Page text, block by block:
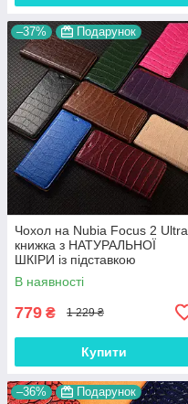
–37% Подарунок
Чохол на Nubia Focus 2 Ultra
книжка з НАТУРАЛЬНОЇ
ШКІРИ із підставкою
візитницею протиударний
магнітний "LUXOR"
В наявності
779 ₴ 1 229 ₴
Купити
–36% Подарунок